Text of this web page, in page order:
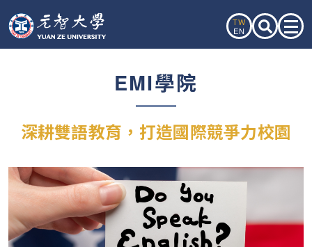
TW
EN
EMI學院
深耕雙語教育，打造國際競爭力校園